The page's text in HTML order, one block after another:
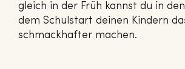
gleich in der Früh kannst du in
dem Schulstart deinen Kindern
schmackhafter machen.